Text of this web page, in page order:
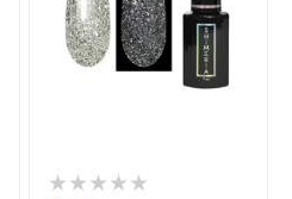
★★★★★